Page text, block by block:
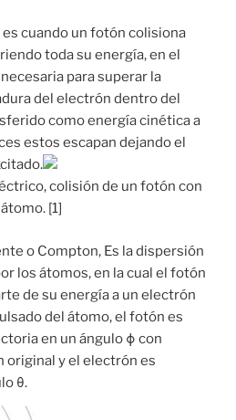
cuando un fotón colisiona
toda su energía, en el
para superar la
del electrón dentro del
como energía cinética a
estos escapan dejando el
colisión de un fotón con
[1]
o Compton, Es la dispersión
los átomos, en la cual el fotón
de su energía a un electrón
del átomo, el fotón es
en un ángulo ϕ con
original y el electrón es
θ.